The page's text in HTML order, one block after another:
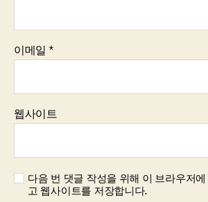
이메일 *
웹사이트
다음 번 댓글 작성을 위해 이 브라우저
고 웹사이트를 저장합니다.